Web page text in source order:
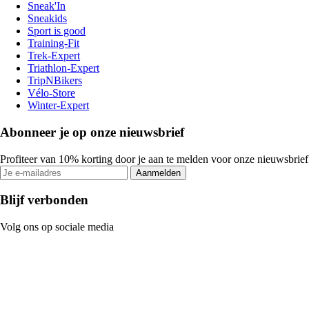
Sneak'In
Sneakids
Sport is good
Training-Fit
Trek-Expert
Triathlon-Expert
TripNBikers
Vélo-Store
Winter-Expert
Abonneer je op onze nieuwsbrief
Profiteer van 10% korting door je aan te melden voor onze nieuwsbrief
Aanmelden
Blijf verbonden
Volg ons op sociale media